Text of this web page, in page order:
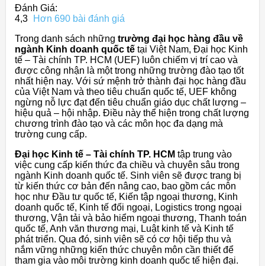
Đánh Giá:
4,3
Hơn 690 bài đánh giá
Trong danh sách những trường đại học hàng đầu về
ngành Kinh doanh quốc tế tại Việt Nam, Đại học Kinh
tế – Tài chính TP. HCM (UEF) luôn chiếm vị trí cao và
được công nhận là một trong những trường đào tạo tốt
nhất hiện nay. Với sứ mệnh trở thành đại học hàng đầu
của Việt Nam và theo tiêu chuẩn quốc tế, UEF không
ngừng nỗ lực đạt đến tiêu chuẩn giáo dục chất lượng –
hiệu quả – hội nhập. Điều này thể hiện trong chất lượng
chương trình đào tạo và các môn học đa dạng mà
trường cung cấp.
Đại học Kinh tế – Tài chính TP. HCM tập trung vào
việc cung cấp kiến thức đa chiều và chuyên sâu trong
ngành Kinh doanh quốc tế. Sinh viên sẽ được trang bị
từ kiến thức cơ bản đến nâng cao, bao gồm các môn
học như Đầu tư quốc tế, Kiến tập ngoại thương, Kinh
doanh quốc tế, Kinh tế đối ngoại, Logistics trong ngoại
thương, Vận tải và bảo hiểm ngoại thương, Thanh toán
quốc tế, Anh văn thương mại, Luật kinh tế và Kinh tế
phát triển. Qua đó, sinh viên sẽ có cơ hội tiếp thu và
nắm vững những kiến thức chuyên môn cần thiết để
tham gia vào môi trường kinh doanh quốc tế hiện đại.